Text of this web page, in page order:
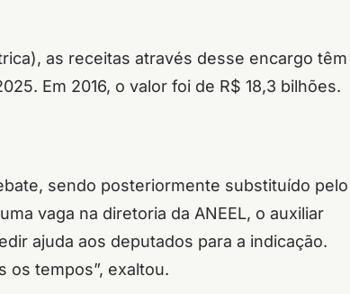
as receitas através desse encargo têm
Em 2016, o valor foi de R$ 18,3 bilhões.
sendo posteriormente substituído pelo
vaga na diretoria da ANEEL, o auxiliar
ajuda aos deputados para a indicação.
os tempos”, exaltou.